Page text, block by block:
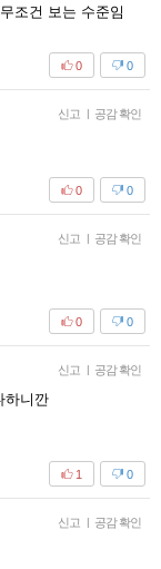
조건 보는 수준임
0
0
신고 | 공감 확인
0
0
신고 | 공감 확인
0
0
신고 | 공감 확인
하니깐
0
1
신고 | 공감 확인